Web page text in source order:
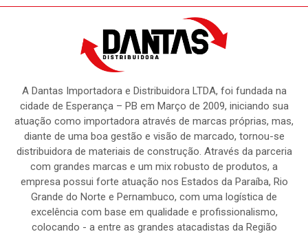
A Dantas Importadora e Distribuidora LTDA, foi fundada na
cidade de Esperança – PB em Março de 2009, iniciando sua
atuação como importadora através de marcas próprias, mas,
diante de uma boa gestão e visão de marcado, tornou-se
distribuidora de materiais de construção. Através da parceria
com grandes marcas e um mix robusto de produtos, a
empresa possui forte atuação nos Estados da Paraíba, Rio
Grande do Norte e Pernambuco, com uma logística de
excelência com base em qualidade e profissionalismo,
colocando - a entre as grandes atacadistas da Região